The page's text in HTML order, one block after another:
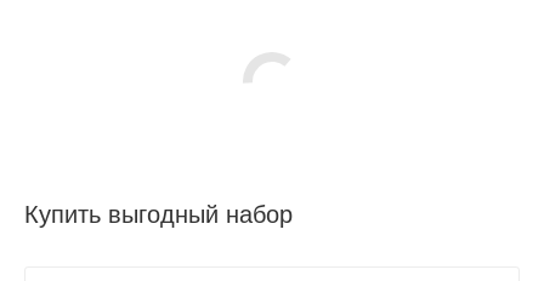
Купить выгодный набор